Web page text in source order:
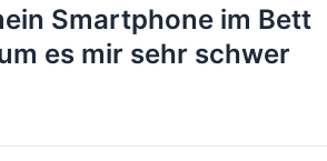
Smartphone im Bett
es mir sehr schwer